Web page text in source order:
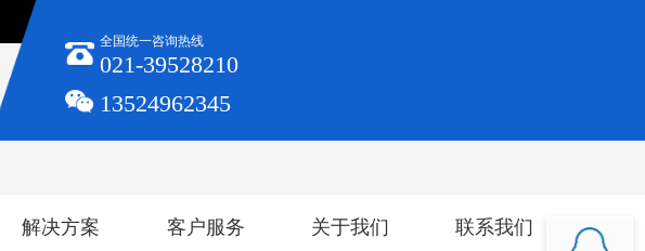
全国统一咨询热线
021-39528210
13524962345
解决方案 客户服务 关于我们 联系我们